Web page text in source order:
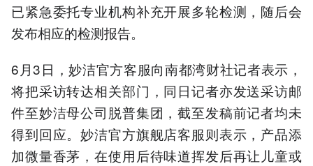
已紧急委托专业机构补充开展多轮检测，随后会
发布相应的检测报告。
6月3日，妙洁官方客服向南都湾财社记者表示，
将把采访转达相关部门，同日记者亦发送采访邮
件至妙洁母公司脱普集团，截至发稿前记者均未
得到回应。妙洁官方旗舰店客服则表示，产品添
加微量香茅，在使用后待味道挥发后再让儿童或